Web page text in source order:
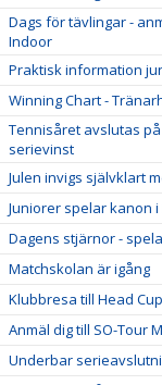
Dags för tävlingar -
Indoor
Praktisk information
Winning Chart -
Tennisåret avslutas
serievinst
Julen invigs självklart
Juniorer spelar kanon
Dagens stjärnor -
Matchskolan är igång
Klubbresa till Head
Anmäl dig till SO-Tour
Underbar